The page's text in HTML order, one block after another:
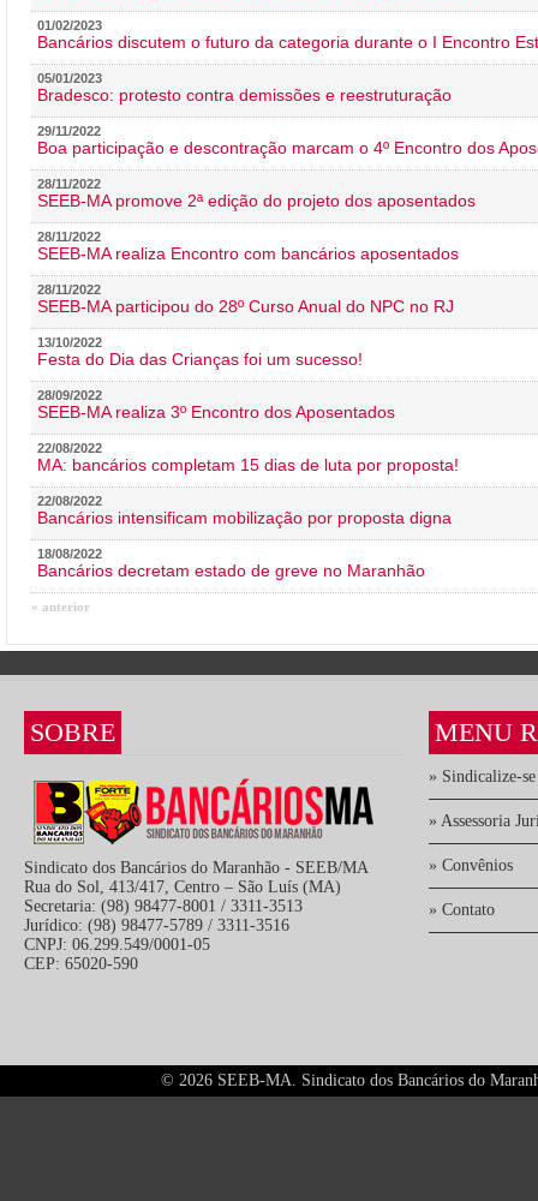
01/02/2023
Bancários discutem o futuro da categoria durante o I Encontro
05/01/2023
Bradesco: protesto contra demissões e reestruturação
29/11/2022
Boa participação e descontração marcam o 4º Encontro dos
28/11/2022
SEEB-MA promove 2ª edição do projeto dos aposentados
28/11/2022
SEEB-MA realiza Encontro com bancários aposentados
28/11/2022
SEEB-MA participou do 28º Curso Anual do NPC no RJ
13/10/2022
Festa do Dia das Crianças foi um sucesso!
28/09/2022
SEEB-MA realiza 3º Encontro dos Aposentados
22/08/2022
MA: bancários completam 15 dias de luta por proposta!
22/08/2022
Bancários intensificam mobilização por proposta digna
18/08/2022
Bancários decretam estado de greve no Maranhão
« anterior
SOBRE
Sindicato dos Bancários do Maranhão - SEEB/MA
Rua do Sol, 413/417, Centro – São Luís (MA)
Secretaria: (98) 98477-8001 / 3311-3513
Jurídico: (98) 98477-5789 / 3311-3516
CNPJ: 06.299.549/0001-05
CEP: 65020-590
MENU
» Sindicalize-se
» Assessoria
» Convênios
» Contato
© 2026 SEEB-MA. Sindicato dos Bancários do